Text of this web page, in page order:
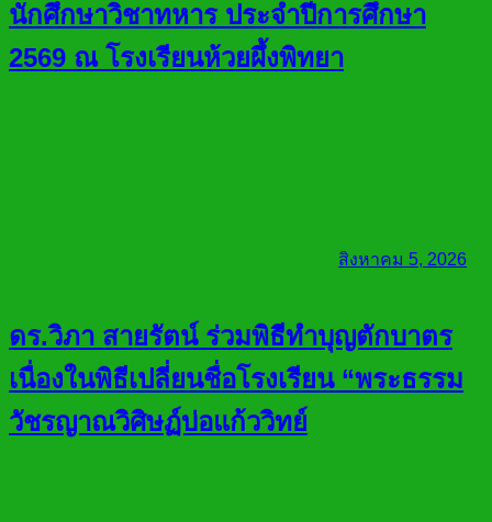
นักศึกษาวิชาทหาร ประจำปีการศึกษา
2569 ณ โรงเรียนห้วยผึ้งพิทยา
สิงหาคม 5, 2026
ดร.วิภา สายรัตน์ ร่วมพิธีทำบุญตักบาตร
เนื่องในพิธีเปลี่ยนชื่อโรงเรียน “พระธรรม
วัชรญาณวิศิษฏ์บ่อแก้ววิทย์